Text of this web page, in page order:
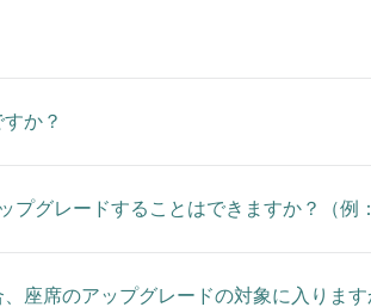
か？
グレードすることはできますか？（例
座席のアップグレードの対象に入ります